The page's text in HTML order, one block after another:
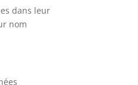
dans leur
nom